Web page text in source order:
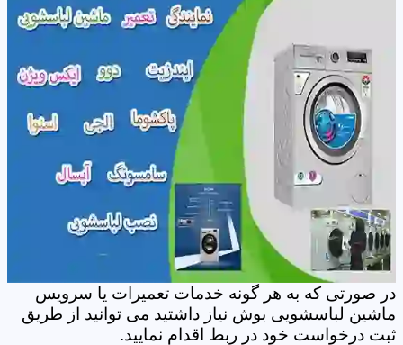
در صورتی که به هر گونه خدمات تعمیرات یا سرویس
ماشین لباسشویی بوش نیاز داشتید می توانید از طریق
ثبت درخواست خود در ربط اقدام نمایید.